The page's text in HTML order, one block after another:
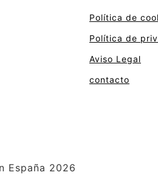
Política de
Política de
Aviso Legal
contacto
España 2026